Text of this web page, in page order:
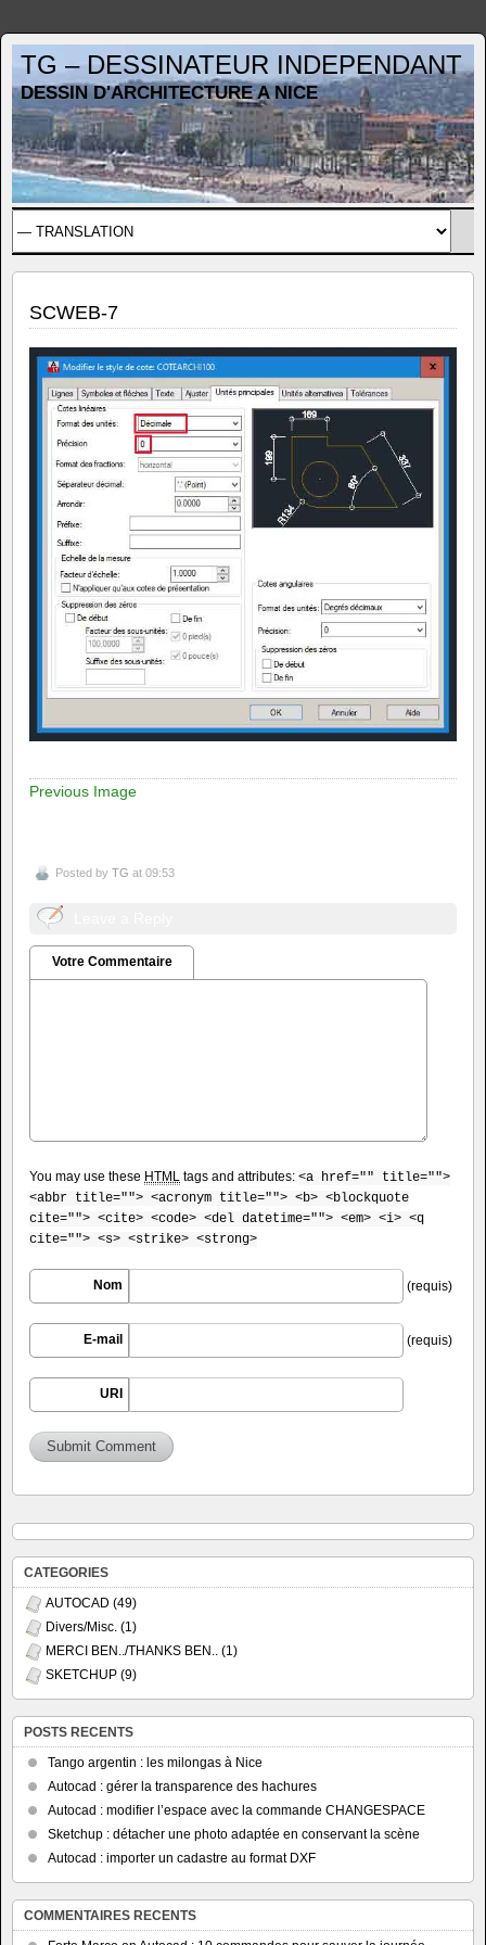
TG – DESSINATEUR INDEPENDANT
DESSIN D'ARCHITECTURE A NICE
SCWEB-7
Previous Image
Posted by TG at 09:53
Votre Commentaire
You may use these HTML tags and attributes: <a href="" title="">
<abbr title=""> <acronym title=""> <b> <blockquote
cite=""> <cite> <code> <del datetime=""> <em> <i> <q
cite=""> <s> <strike> <strong>
Nom (requis)
E-mail (requis)
URI
CATEGORIES
AUTOCAD (49)
Divers/Misc. (1)
MERCI BEN../THANKS BEN..
(1)
SKETCHUP (9)
POSTS RECENTS
Tango argentin : les milongas à Nice
Autocad : gérer la transparence des hachures
Autocad : modifier l’espace avec la commande CHANGESPACE
Sketchup : détacher une photo adaptée en conservant la scène
Autocad : importer un cadastre au format DXF
COMMENTAIRES RECENTS